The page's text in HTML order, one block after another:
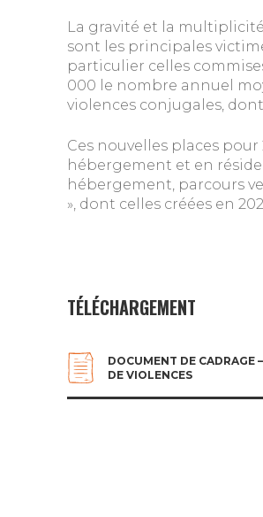
La gravité et la
sont les principales
particulier celles
000 le nombre annuel
violences conjugales,
Ces nouvelles places
hébergement et en
hébergement, parcours
», dont celles créées en
TÉLÉCHARGEMENT
DOCUMENT DE CADRAGE
DE VIOLENCES